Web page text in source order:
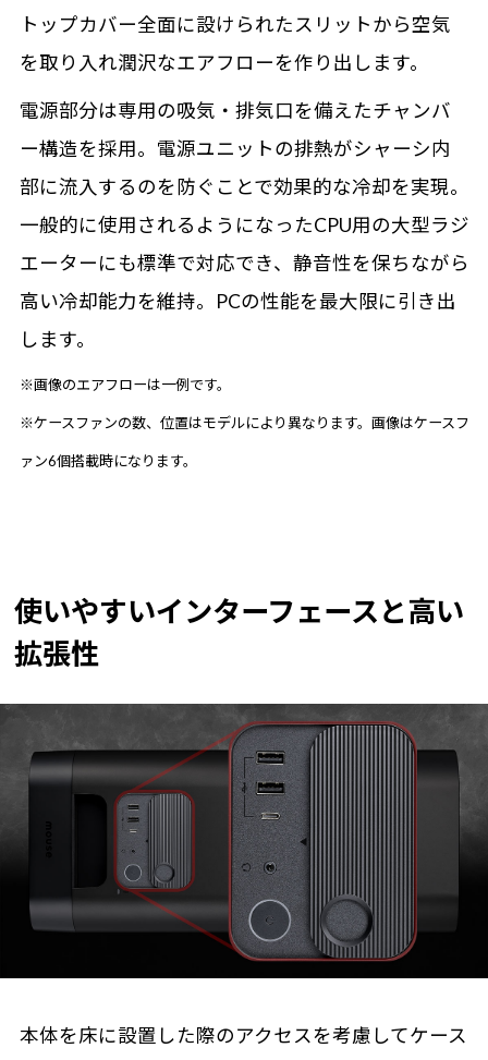
トップカバー全面に設けられたスリットから空気
を取り入れ潤沢なエアフローを作り出します。
電源部分は専用の吸気・排気口を備えたチャンバ
ー構造を採用。電源ユニットの排熱がシャーシ内
部に流入するのを防ぐことで効果的な冷却を実現。
一般的に使用されるようになったCPU用の大型ラジ
エーターにも標準で対応でき、静音性を保ちながら
高い冷却能力を維持。PCの性能を最大限に引き出
します。
※画像のエアフローは一例です。
※ケースファンの数、位置はモデルにより異なります。画像はケースフ
ァン6個搭載時になります。
使いやすいインターフェースと高い
拡張性
本体を床に設置した際のアクセスを考慮してケース